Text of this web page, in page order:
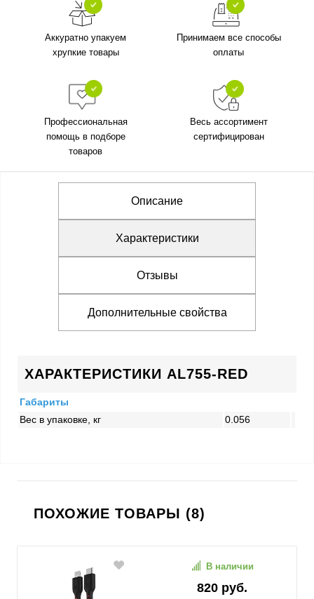
Аккуратно упакуем
хрупкие товары
Принимаем все способы
оплаты
Профессиональная
помощь в подборе
товаров
Весь ассортимент
сертифицирован
Описание
Характеристики
Отзывы
Дополнительные свойства
ХАРАКТЕРИСТИКИ AL755-RED
Габариты
Вес в упаковке, кг
0.056
ПОХОЖИЕ ТОВАРЫ (8)
820 руб.
В наличии